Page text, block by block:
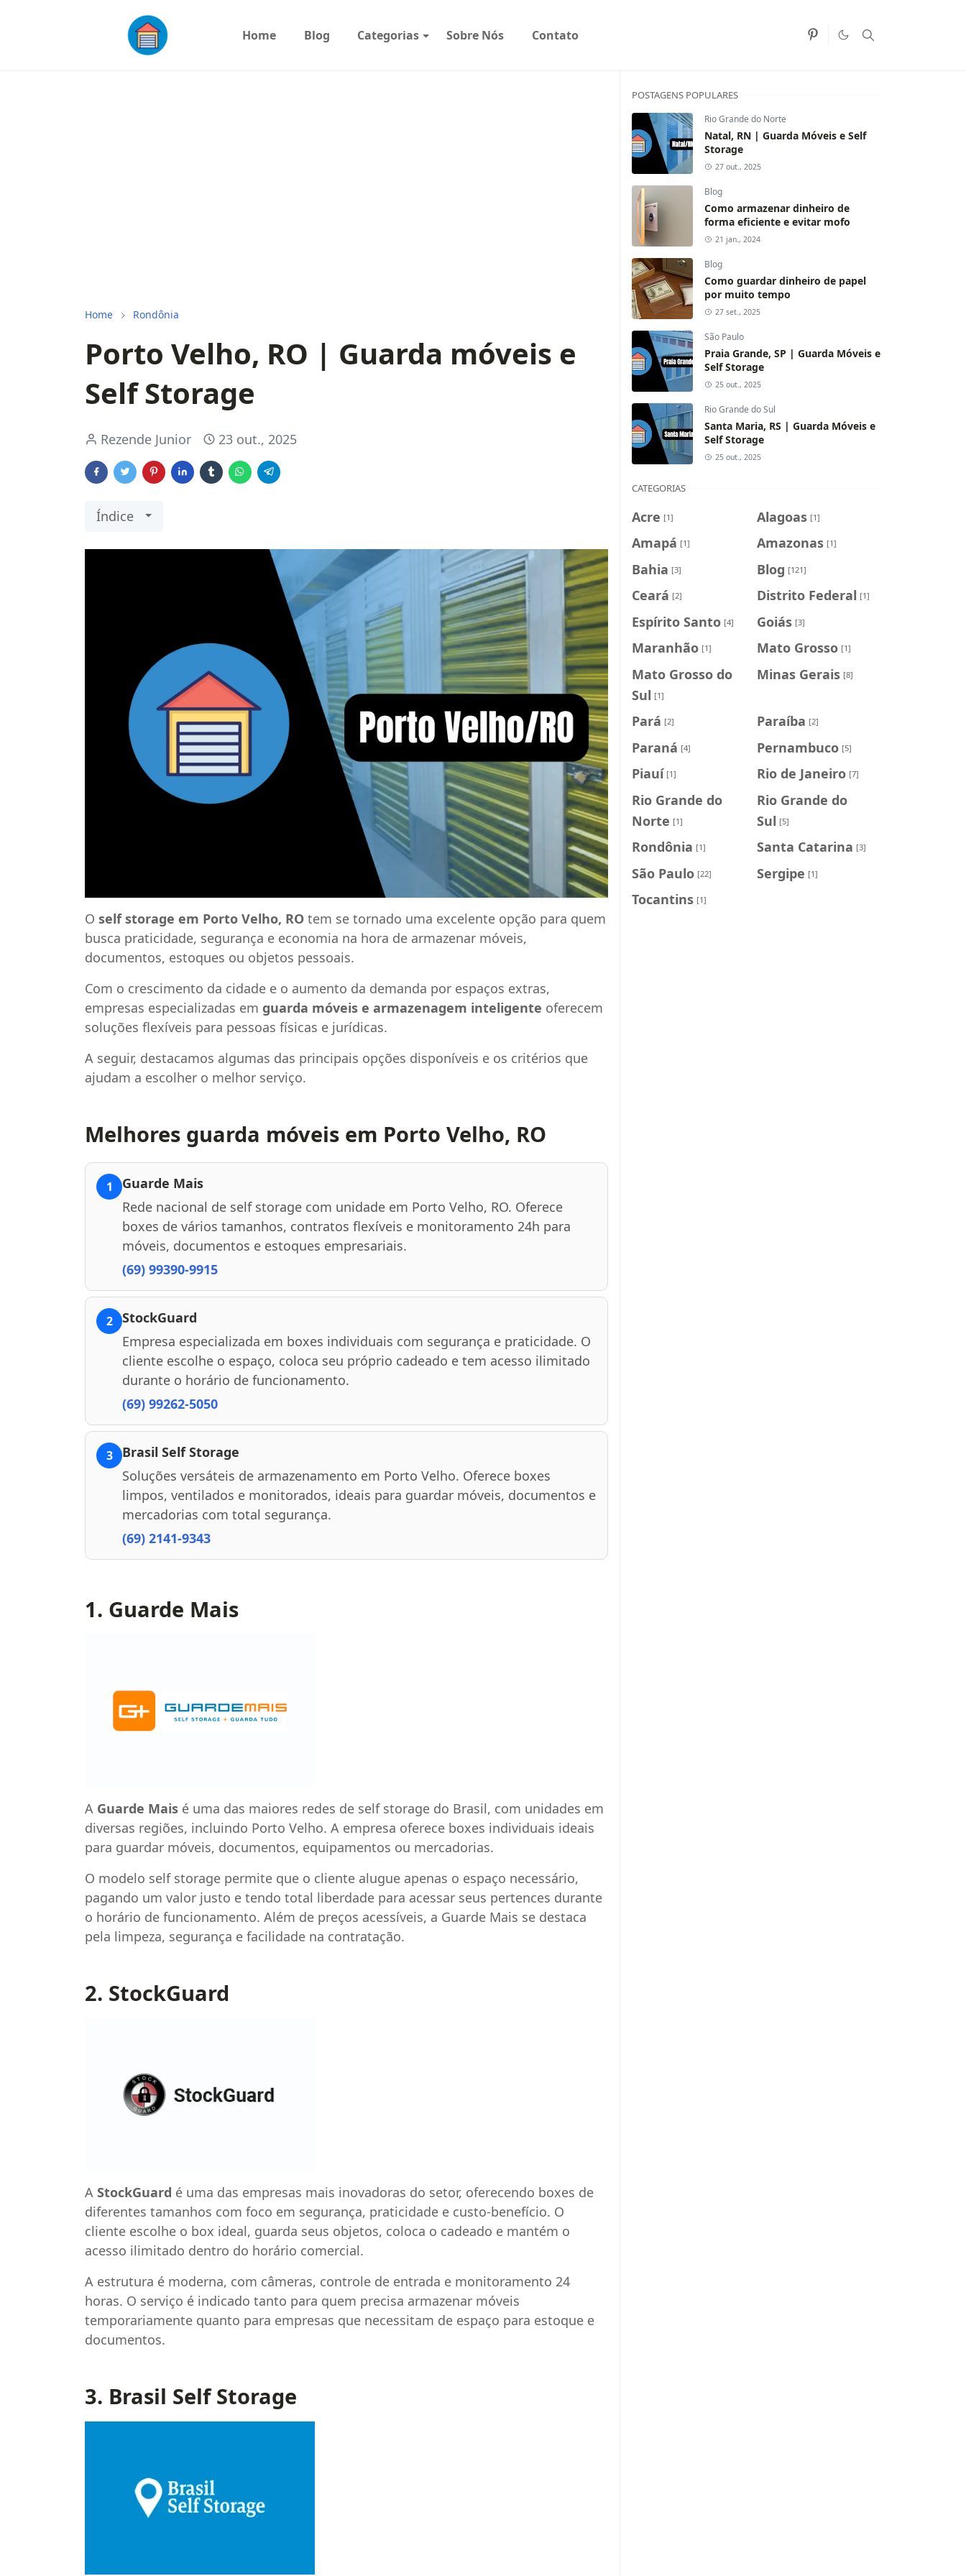
Home Blog Categorias Sobre Nós Contato
Home Rondônia
Porto Velho, RO | Guarda móveis e
Self Storage
Rezende Junior 23 out., 2025
Índice
O self storage em Porto Velho, RO tem se tornado uma excelente opção para quem
busca praticidade, segurança e economia na hora de armazenar móveis,
documentos, estoques ou objetos pessoais.
Com o crescimento da cidade e o aumento da demanda por espaços extras,
empresas especializadas em guarda móveis e armazenagem inteligente oferecem
soluções flexíveis para pessoas físicas e jurídicas.
A seguir, destacamos algumas das principais opções disponíveis e os critérios que
ajudam a escolher o melhor serviço.
Melhores guarda móveis em Porto Velho, RO
1
Guarde Mais
Rede nacional de self storage com unidade em Porto Velho, RO. Oferece
boxes de vários tamanhos, contratos flexíveis e monitoramento 24h para
móveis, documentos e estoques empresariais.
(69) 99390-9915
2
StockGuard
Empresa especializada em boxes individuais com segurança e praticidade. O
cliente escolhe o espaço, coloca seu próprio cadeado e tem acesso ilimitado
durante o horário de funcionamento.
(69) 99262-5050
3
Brasil Self Storage
Soluções versáteis de armazenamento em Porto Velho. Oferece boxes
limpos, ventilados e monitorados, ideais para guardar móveis, documentos e
mercadorias com total segurança.
(69) 2141-9343
1. Guarde Mais
A Guarde Mais é uma das maiores redes de self storage do Brasil, com unidades em
diversas regiões, incluindo Porto Velho. A empresa oferece boxes individuais ideais
para guardar móveis, documentos, equipamentos ou mercadorias.
O modelo self storage permite que o cliente alugue apenas o espaço necessário,
pagando um valor justo e tendo total liberdade para acessar seus pertences durante
o horário de funcionamento. Além de preços acessíveis, a Guarde Mais se destaca
pela limpeza, segurança e facilidade na contratação.
2. StockGuard
A StockGuard é uma das empresas mais inovadoras do setor, oferecendo boxes de
diferentes tamanhos com foco em segurança, praticidade e custo-benefício. O
cliente escolhe o box ideal, guarda seus objetos, coloca o cadeado e mantém o
acesso ilimitado dentro do horário comercial.
A estrutura é moderna, com câmeras, controle de entrada e monitoramento 24
horas. O serviço é indicado tanto para quem precisa armazenar móveis
temporariamente quanto para empresas que necessitam de espaço para estoque e
documentos.
3. Brasil Self Storage
POSTAGENS POPULARES
Rio Grande do Norte
Natal, RN | Guarda Móveis e Self
Storage
27 out., 2025
Blog
Como armazenar dinheiro de
forma eficiente e evitar mofo
21 jan., 2024
Blog
Como guardar dinheiro de papel
por muito tempo
27 set., 2025
São Paulo
Praia Grande, SP | Guarda Móveis e
Self Storage
25 out., 2025
Rio Grande do Sul
Santa Maria, RS | Guarda Móveis e
Self Storage
25 out., 2025
CATEGORIAS
Acre [1] Alagoas [1]
Amapá [1] Amazonas [1]
Bahia [3] Blog [121]
Ceará [2] Distrito Federal [1]
Espírito Santo [4] Goiás [3]
Maranhão [1] Mato Grosso [1]
Mato Grosso do
Sul [1]
Minas Gerais [8]
Pará [2] Paraíba [2]
Paraná [4] Pernambuco [5]
Piauí [1] Rio de Janeiro [7]
Rio Grande do
Norte [1]
Rio Grande do
Sul [5]
Rondônia [1] Santa Catarina [3]
São Paulo [22] Sergipe [1]
Tocantins [1]